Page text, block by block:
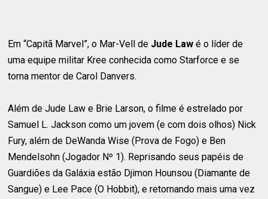
Em “Capitã Marvel”, o Mar-Vell de Jude Law é o líder de
uma equipe militar Kree conhecida como Starforce e se
torna mentor de Carol Danvers.
Além de Jude Law e Brie Larson, o filme é estrelado por
Samuel L. Jackson como um jovem (e com dois olhos) Nick
Fury, além de DeWanda Wise (Prova de Fogo) e Ben
Mendelsohn (Jogador Nº 1). Reprisando seus papéis de
Guardiões da Galáxia estão Djimon Hounsou (Diamante de
Sangue) e Lee Pace (O Hobbit), e retornando mais uma vez